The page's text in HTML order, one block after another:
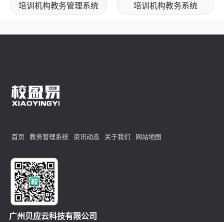
培训机构教务管理系统 培训机构教务系统
首页 教务管理系统 资讯动态 关于我们 网站地图
广州贝应云科技有限公司